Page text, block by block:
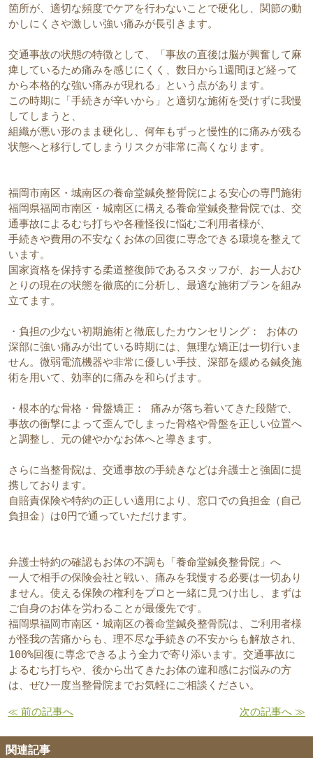
箇所が、適切な頻度でケアを行わないことで硬化し、関節の動
かしにくさや激しい強い痛みが長引きます。
交通事故の状態の特徴として、「事故の直後は脳が興奮して麻
痺しているため痛みを感じにくく、数日から1週間ほど経って
から本格的な強い痛みが現れる」という点があります。
この時期に「手続きが辛いから」と適切な施術を受けずに我慢
してしまうと、
組織が悪い形のまま硬化し、何年もずっと慢性的に痛みが残る
状態へと移行してしまうリスクが非常に高くなります。
福岡市南区・城南区の養命堂鍼灸整骨院による安心の専門施術
福岡県福岡市南区・城南区に構える養命堂鍼灸整骨院では、交
通事故によるむち打ちや各種怪役に悩むご利用者様が、
手続きや費用の不安なくお体の回復に専念できる環境を整えて
います。
国家資格を保持する柔道整復師であるスタッフが、お一人おひ
とりの現在の状態を徹底的に分析し、最適な施術プランを組み
立てます。
・負担の少ない初期施術と徹底したカウンセリング： お体の
深部に強い痛みが出ている時期には、無理な矯正は一切行いま
せん。微弱電流機器や非常に優しい手技、深部を緩める鍼灸施
術を用いて、効率的に痛みを和らげます。
・根本的な骨格・骨盤矯正： 痛みが落ち着いてきた段階で、
事故の衝撃によって歪んでしまった骨格や骨盤を正しい位置へ
と調整し、元の健やかなお体へと導きます。
さらに当整骨院は、交通事故の手続きなどは弁護士と強固に提
携しております。
自賠責保険や特約の正しい適用により、窓口での負担金（自己
負担金）は0円で通っていただけます。
弁護士特約の確認もお体の不調も「養命堂鍼灸整骨院」へ
一人で相手の保険会社と戦い、痛みを我慢する必要は一切あり
ません。使える保険の権利をプロと一緒に見つけ出し、まずは
ご自身のお体を労わることが最優先です。
福岡県福岡市南区・城南区の養命堂鍼灸整骨院は、ご利用者様
が怪我の苦痛からも、理不尽な手続きの不安からも解放され、
100%回復に専念できるよう全力で寄り添います。交通事故に
よるむち打ちや、後から出てきたお体の違和感にお悩みの方
は、ぜひ一度当整骨院までお気軽にご相談ください。
≪ 前の記事へ 次の記事へ ≫
関連記事